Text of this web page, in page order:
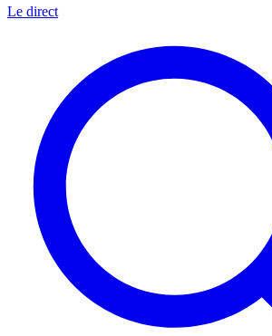
Le direct